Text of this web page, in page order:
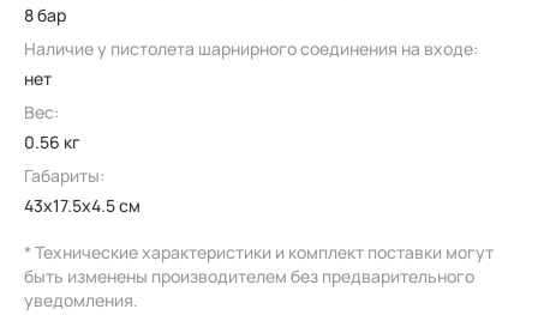
8 бар
Наличие у пистолета шарнирного соединения на входе:
нет
Вес:
0.56 кг
Габариты:
43x17.5x4.5 см
* Технические характеристики и комплект поставки могут
быть изменены производителем без предварительного
уведомления.